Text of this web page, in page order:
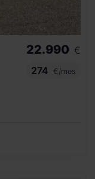
22.990 €
274
€/mes